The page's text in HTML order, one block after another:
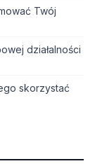
Twój
działalności
skorzystać